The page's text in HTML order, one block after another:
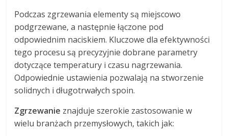
Podczas zgrzewania elementy są miejscowo
podgrzewane, a następnie łączone pod
odpowiednim naciskiem. Kluczowe dla efektywności
tego procesu są precyzyjnie dobrane parametry
dotyczące temperatury i czasu nagrzewania.
Odpowiednie ustawienia pozwalają na stworzenie
solidnych i długotrwałych spoin.
Zgrzewanie znajduje szerokie zastosowanie w
wielu branżach przemysłowych, takich jak: